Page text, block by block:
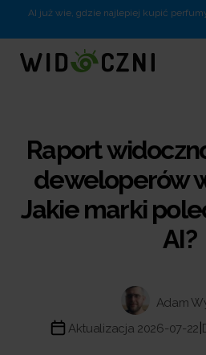
AI już wie, gdzie najlepiej kupić
Raport
deweloperów
Jakie marki
AI?
Adam
Aktualizacja 2026-07-22